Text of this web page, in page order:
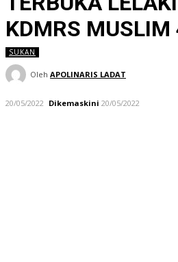
KDMRS
SUKAN
Oleh APOLINARIS LADAT
20/05/2022 Dikemaskini 20/05/2022